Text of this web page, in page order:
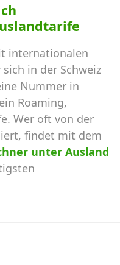
internationalen
in der Schweiz
Nummer in
Roaming,
Wer oft von der
findet mit dem
unter Ausland